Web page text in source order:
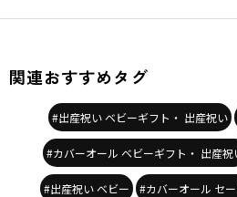
関連おすすめタグ
#出産祝い ベビーギフト・ 出産祝い
#カバーオール ベビーギフト・ 出産祝
#出産祝い ベビー #カバーオール セ